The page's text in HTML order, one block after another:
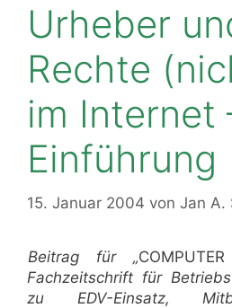
Urheber
Rechte
im Internet
Einführung
15. Januar 2004 von Jan A.
Beitrag für „
Fachzeitschrift für
zu EDV-Einsatz,